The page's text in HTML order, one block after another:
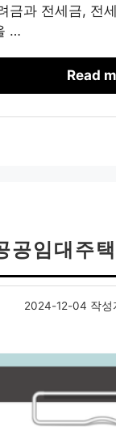
금과 전세금, 전
…
Read
공임대주
2024-12-04 작성